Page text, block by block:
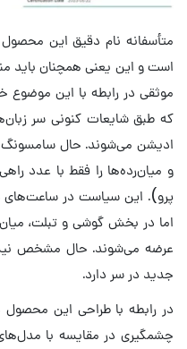
متأسفانه نام دقیق این
است و این یعنی همچنان باید
موثقی در رابطه با این موضوع
ادیشن می‌شوند. حال سامسونگ
پرو). این سیاست در
اما در بخش گوشی و تبلت،
عرضه می‌شوند. حال مشخص
جدید در سر دارد.
در رابطه با طراحی این
چشمگیری در مقایسه با